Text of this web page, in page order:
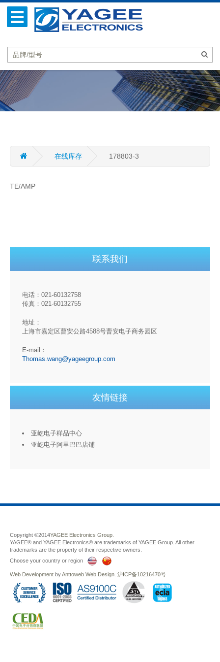
在线库存 178803-3
TE/AMP
联系我们
电话：021-60132758
传真：021-60132755
地址：
上海市嘉定区曹安公路4588号曹安电子商务园区
E-mail：
Thomas.wang@yageegroup.com
友情链接
亚屹电子样品中心
亚屹电子阿里巴巴店铺
Copyright ©2014YAGEE Electronics Group.
YAGEE® and YAGEE Electronics® are trademarks of YAGEE Group. All other
trademarks are the property of their respective owners.
Choose your country or region
Web Development byAnttoweb Web Design 沪ICP备10216470号